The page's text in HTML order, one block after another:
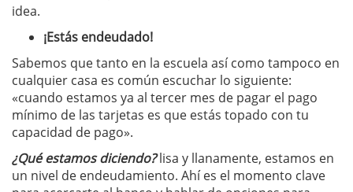
idea.
¡Estás endeudado!
Sabemos que tanto en la escuela así como tampoco en
cualquier casa es común escuchar lo siguiente:
«cuando estamos ya al tercer mes de pagar el pago
mínimo de las tarjetas es que estás topado con tu
capacidad de pago».
¿Qué estamos diciendo?lisa y llanamente, estamos en
un nivel de endeudamiento. Ahí es el momento clave